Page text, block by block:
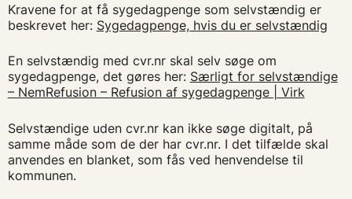
Kravene for at få sygedagpenge som selvstændig er
beskrevet her: Sygedagpenge, hvis du er selvstændig
En selvstændig med cvr.nr skal selv søge om
sygedagpenge, det gøres her: Særligt for selvstændige
– NemRefusion – Refusion af sygedagpenge | Virk
Selvstændige uden cvr.nr kan ikke søge digitalt, på
samme måde som de der har cvr.nr. I det tilfælde skal
anvendes en blanket, som fås ved henvendelse til
kommunen.